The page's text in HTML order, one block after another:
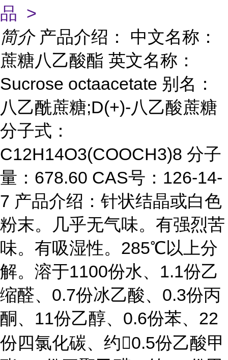
品 >
简介 产品介绍： 中文名称：
蔗糖八乙酸酯 英文名称：
Sucrose octaacetate 别名：
八乙酰蔗糖;D(+)-八乙酸蔗糖
分子式：
C12H14O3(COOCH3)8 分子
量：678.60 CAS号：126-14-
7 产品介绍：针状结晶或白色
粉末。几乎无气味。有强烈苦
味。有吸湿性。285℃以上分
解。溶于1100份水、1.1份乙
缩醛、0.7份冰乙酸、0.3份丙
酮、11份乙醇、0.6份苯、22
份四氯化碳、约0.5份乙酸甲